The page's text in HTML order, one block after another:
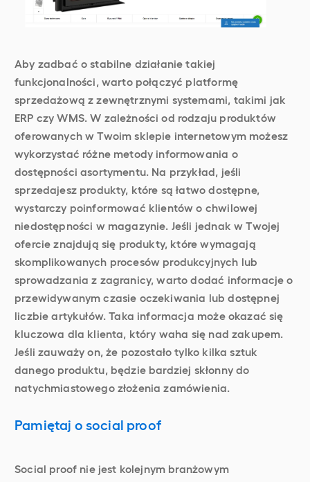
Aby zadbać o stabilne działanie takiej
funkcjonalności, warto połączyć platformę
sprzedażową z zewnętrznymi systemami, takimi jak
ERP czy WMS. W zależności od rodzaju produktów
oferowanych w Twoim sklepie internetowym możesz
wykorzystać różne metody informowania o
dostępności asortymentu. Na przykład, jeśli
sprzedajesz produkty, które są łatwo dostępne,
wystarczy poinformować klientów o chwilowej
niedostępności w magazynie. Jeśli jednak w Twojej
ofercie znajdują się produkty, które wymagają
skomplikowanych procesów produkcyjnych lub
sprowadzania z zagranicy, warto dodać informacje o
przewidywanym czasie oczekiwania lub dostępnej
liczbie artykułów. Taka informacja może okazać się
kluczowa dla klienta, który waha się nad zakupem.
Jeśli zauważy on, że pozostało tylko kilka sztuk
danego produktu, będzie bardziej skłonny do
natychmiastowego złożenia zamówienia.
Pamiętaj o social proof
Social proof nie jest kolejnym branżowym